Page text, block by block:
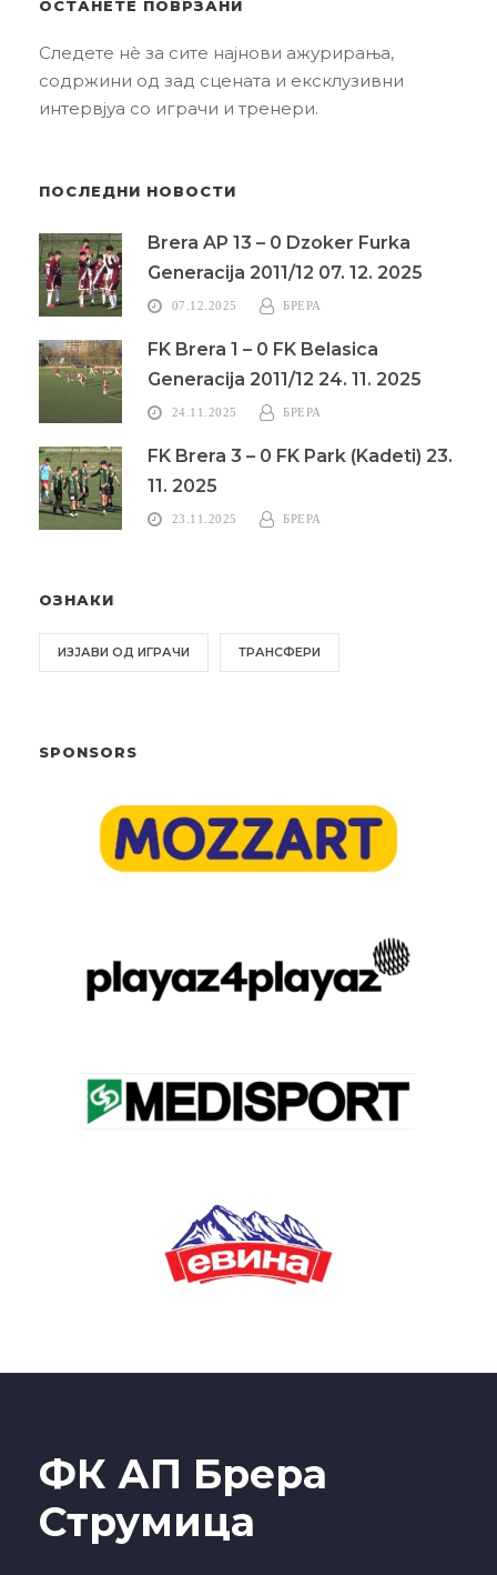
ОСТАНЕТЕ ПОВРЗАНИ
Следете нè за сите најнови ажурирања,
содржини од зад сцената и ексклузивни
интервјуа со играчи и тренери.
ПОСЛЕДНИ НОВОСТИ
Brera AP 13 – 0 Dzoker Furka
Generacija 2011/12 07. 12. 2025
07.12.2025 БРЕРА
FK Brera 1 – 0 FK Belasica
Generacija 2011/12 24. 11. 2025
24.11.2025 БРЕРА
FK Brera 3 – 0 FK Park (Kadeti) 23.
11. 2025
23.11.2025 БРЕРА
ОЗНАКИ
ИЗЈАВИ ОД ИГРАЧИ ТРАНСФЕРИ
SPONSORS
ФК АП Брера
Струмица